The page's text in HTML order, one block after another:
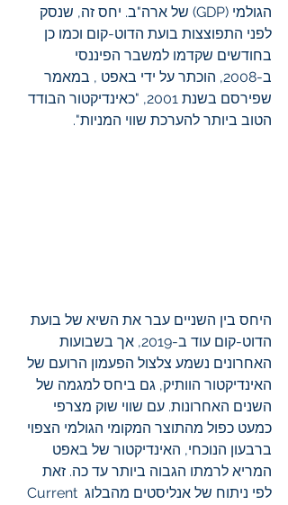
הגולמי (GDP) של ארה"ב. יחס זה, שנסק
לפני התפוצצות בועת הדוט-קום וכמו כן
בחודשים שקדמו למשבר הפיננסי
ב-2008, הוכתר על ידי באפט , במאמר
שפירסם בשנת 2001, "כאינדיקטור הבודד
הטוב ביותר להערכת שווי המניות".
היחס בין השניים עבר את השיא של בועת
הדוט-קום עוד ב-2019, אך בשבועות
האחרונים נשמע צלצול הפעמון הרועם של
האינדיקטור הוותיק, גם ביחס למגמה של
השנים האחרונות. עם שווי שוק מצרפי
כמעט כפול מהתוצר המקומי הגולמי הצפוי
ברבעון הנוכחי, האינדיקטור של באפט
המריא לרמתו הגבוה ביותר עד כה. זאת
לפי ניתוח של אנליסטים מהבלוג Current